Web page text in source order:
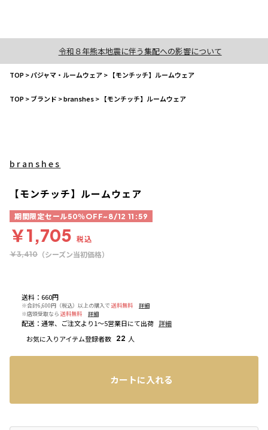
令和８年熊本地震に伴う集配への影響について
TOP>パジャマ・ルームウェア> 【モンチッチ】ルームウェア
TOP>ブランド >branshes> 【モンチッチ】ルームウェア
送料 ： 660円
※合計6,600円（税込）以上の購入で 送料無料
詳細
※店頭受取なら 送料無料 詳細
配送 ： 通常、ご注文より1～5営業日にて出荷 詳細
お気に入りアイテム登録者数 22 人
branshes
【モンチッチ】ルームウェア
期間限定セール50％OFF~8/12 11:59
￥1,705 税込
￥3,410 （シーズン当初価格）
カートに入れる